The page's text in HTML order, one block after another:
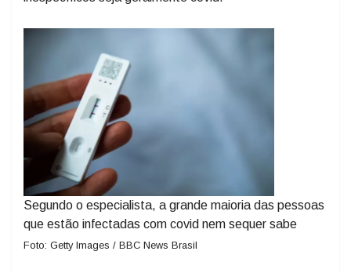
Segundo o especialista, a grande maioria das pessoas
que estão infectadas com covid nem sequer sabe
Foto: Getty Images / BBC News Brasil